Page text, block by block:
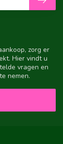
zorg er
Hier vindt u
vragen en
nemen.